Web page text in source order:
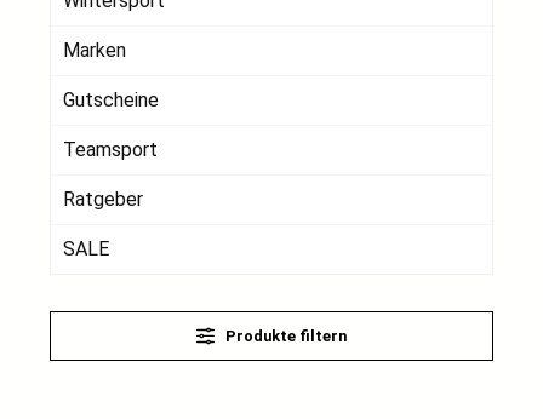
Marken
Gutscheine
Teamsport
Ratgeber
SALE
Produkte filtern